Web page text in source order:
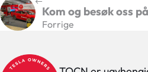
Forrige
Kom og besøk oss